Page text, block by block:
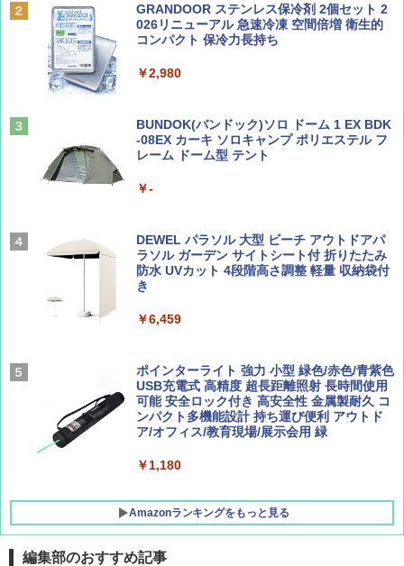
山と溪谷 2026年8月号「南アルプス大全」
￥1,540
Coyote No.89 特集 星野道夫 夢見る旅
￥1,540
AIRLINE（エアライン）2026年9月号【特
集】ボーイング110周年を祝して！
￥1,760
A09 地球の歩き方 イタリア 2026～2027 地
A26 地球の歩き方 チェコ ポーランド スロヴ
パ
新しい日本地理 地図・統計・移動から読み
解く (講談社現代新書)
￥1,540
ーチ ピクニック ポップアップテント 携帯 簡
易 トイレテント (グレー)
テント ワンタッチ RENEW 幅200 2-3人用 43
500002(88859)
広げるだけ パッとサッとテント ブラックコ
ーティング フルクローズ メッシュ 3-4人用
簡単設置 ポップアップテント エクルベージ
ュ(BC仕様) PATC-150B(EB)
￥9,990
[キャンパーズコレクション 山善] 傘みたいに
広げるだけ パッとサッとテント キューブワ
イド ブラックコーティング フルクローズ メ
ッシュ 4人用 簡単設置 ポップアップテント P
ATCW-150B エクルベージュ
￥-
GRANDOOR ステンレス保冷剤 2個セット 2
026リニューアル 急速冷凍 空間倍増 衛生的
コンパクト 保冷力長持ち
￥2,980
BUNDOK(バンドック)ソロ ドーム 1 EX BDK
-08EX カーキ ソロキャンプ ポリエステル フ
レーム ドーム型 テント
￥-
DEWEL パラソル 大型 ビーチ アウトドアパ
ラソル ガーデン サイトシート付 折りたたみ
防水 UVカット 4段階高さ調整 軽量 収納袋付
き
￥6,459
ポインターライト 強力 小型 緑色/赤色/青紫色
USB充電式 高精度 超長距離照射 長時間使用
可能 安全ロック付き 高安全性 金属製耐久 コ
ンパクト多機能設計 持ち運び便利 アウトド
ア/オフィス/教育現場/展示会用 緑
￥1,180
Amazonランキングをもっと見る
編集部のおすすめ記事